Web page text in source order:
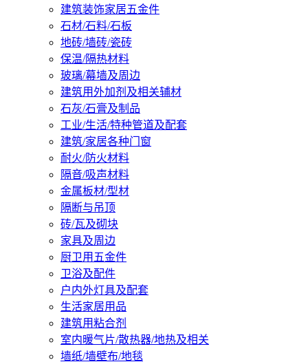
建筑装饰家居五金件
石材/石料/石板
地砖/墙砖/瓷砖
保温/隔热材料
玻璃/幕墙及周边
建筑用外加剂及相关辅材
石灰/石膏及制品
工业/生活/特种管道及配套
建筑/家居各种门窗
耐火/防火材料
隔音/吸声材料
金属板材/型材
隔断与吊顶
砖/瓦及砌块
家具及周边
厨卫用五金件
卫浴及配件
户内外灯具及配套
生活家居用品
建筑用粘合剂
室内暖气片/散热器/地热及相关
墙纸/墙壁布/地毯